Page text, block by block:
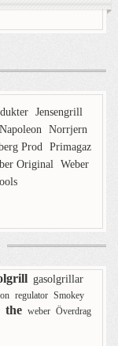
Jensengrill
Napoleon Norrjern
Prod
Primagaz
Original Weber
gasolgrillar
regulator Smokey
the weber Överdrag